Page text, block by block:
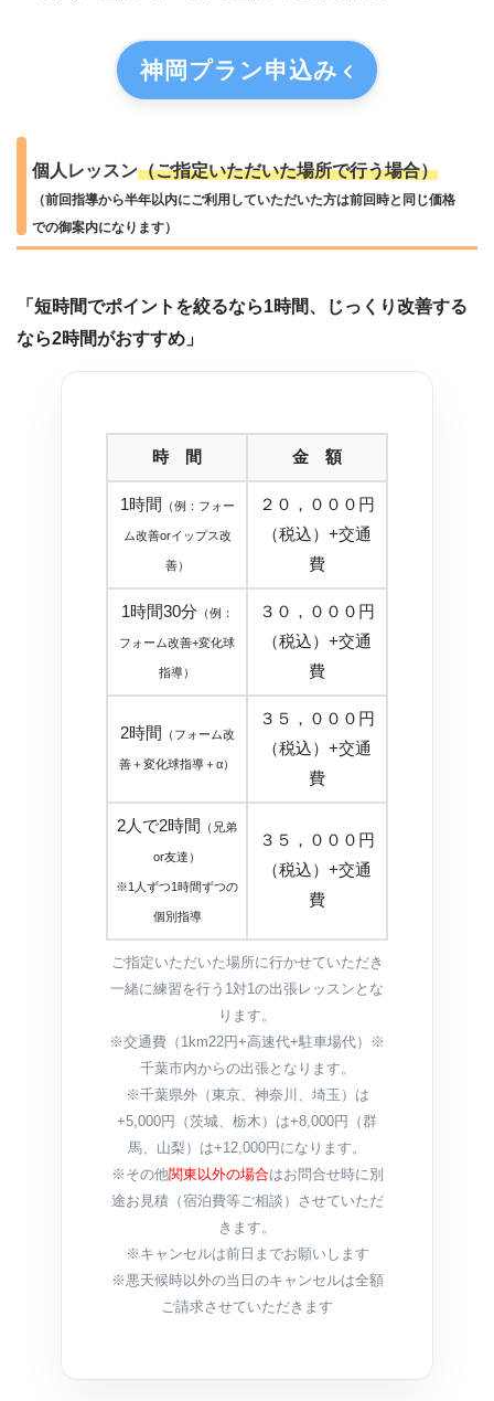
神岡プラン申込み
個人レッスン（ご指定いただいた場所で行う場合）
（前回指導から半年以内にご利用していただいた方は前回時と同じ価格
での御案内になります）
「短時間でポイントを絞るなら1時間、じっくり改善する
なら2時間がおすすめ」
時 間 金 額
1時間 （例：フォー
ム改善orイップス改
善）
２０，０００円
（税込）+交通
費
1時間30分 （例：
フォーム改善+変化球
指導）
３０，０００円
（税込）+交通
費
2時間 （フォーム改
善＋変化球指導＋α）
３５，０００円
（税込）+交通
費
2人で2時間 （兄弟
or友達）
※1人ずつ1時間ずつの
個別指導
３５，０００円
（税込）+交通
費
ご指定いただいた場所に行かせていただき
一緒に練習を行う1対1の出張レッスンとな
ります。
※交通費（1km22円+高速代+駐車場代）※
千葉市内からの出張となります。
※千葉県外（東京、神奈川、埼玉）は
+5,000円（茨城、栃木）は+8,000円（群
馬、山梨）は+12,000円になります。
※その他関東以外の場合はお問合せ時に別
途お見積（宿泊費等ご相談）させていただ
きます。
※キャンセルは前日までお願いします
※悪天候時以外の当日のキャンセルは全額
ご請求させていただきます